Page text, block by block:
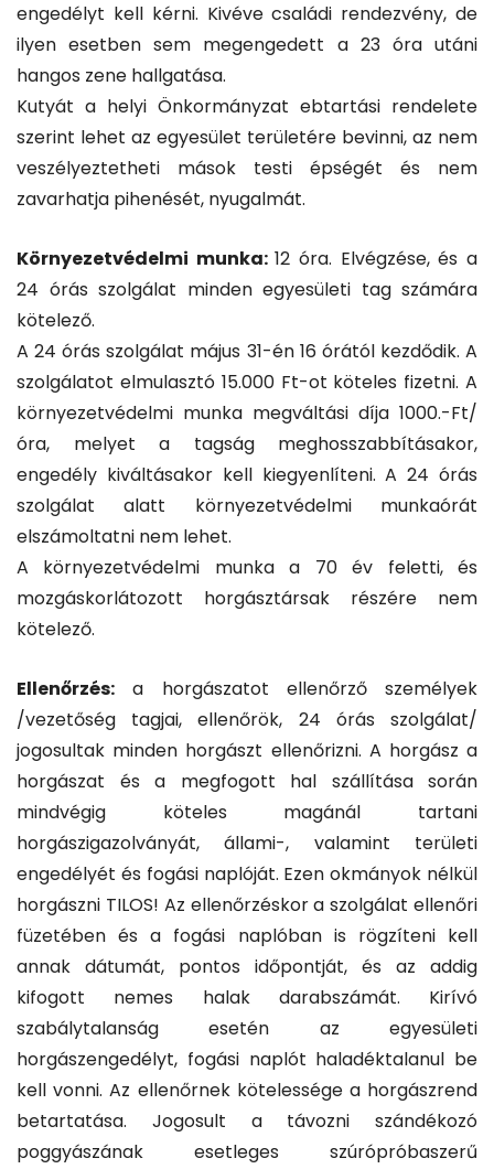
engedélyt kell kérni. Kivéve családi rendezvény, de
ilyen esetben sem megengedett a 23 óra utáni
hangos zene hallgatása.
Kutyát a helyi Önkormányzat ebtartási rendelete
szerint lehet az egyesület területére bevinni, az nem
veszélyeztetheti mások testi épségét és nem
zavarhatja pihenését, nyugalmát.
Környezetvédelmi munka:12 óra. Elvégzése, és a
24 órás szolgálat minden egyesületi tag számára
kötelező.
A 24 órás szolgálat május 31-én 16 órától kezdődik. A
szolgálatot elmulasztó 15.000 Ft-ot köteles fizetni. A
környezetvédelmi munka megváltási díja 1000.-Ft/
óra, melyet a tagság meghosszabbításakor,
engedély kiváltásakor kell kiegyenlíteni. A 24 órás
szolgálat alatt környezetvédelmi munkaórát
elszámoltatni nem lehet.
A környezetvédelmi munka a 70 év feletti, és
mozgáskorlátozott horgásztársak részére nem
kötelező.
Ellenőrzés: a horgászatot ellenőrző személyek
/vezetőség tagjai, ellenőrök, 24 órás szolgálat/
jogosultak minden horgászt ellenőrizni. A horgász a
horgászat és a megfogott hal szállítása során
mindvégig köteles magánál tartani
horgászigazolványát, állami-, valamint területi
engedélyét és fogási naplóját. Ezen okmányok nélkül
horgászni TILOS! Az ellenőrzéskor a szolgálat ellenőri
füzetében és a fogási naplóban is rögzíteni kell
annak dátumát, pontos időpontját, és az addig
kifogott nemes halak darabszámát. Kirívó
szabálytalanság esetén az egyesületi
horgászengedélyt, fogási naplót haladéktalanul be
kell vonni. Az ellenőrnek kötelessége a horgászrend
betartatása. Jogosult a távozni szándékozó
poggyászának esetleges szúrópróbaszerű